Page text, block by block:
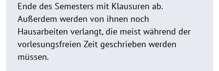
Ende des Semesters mit Klausuren ab.
Außerdem werden von ihnen noch
Hausarbeiten verlangt, die meist während der
vorlesungsfreien Zeit geschrieben werden
müssen.